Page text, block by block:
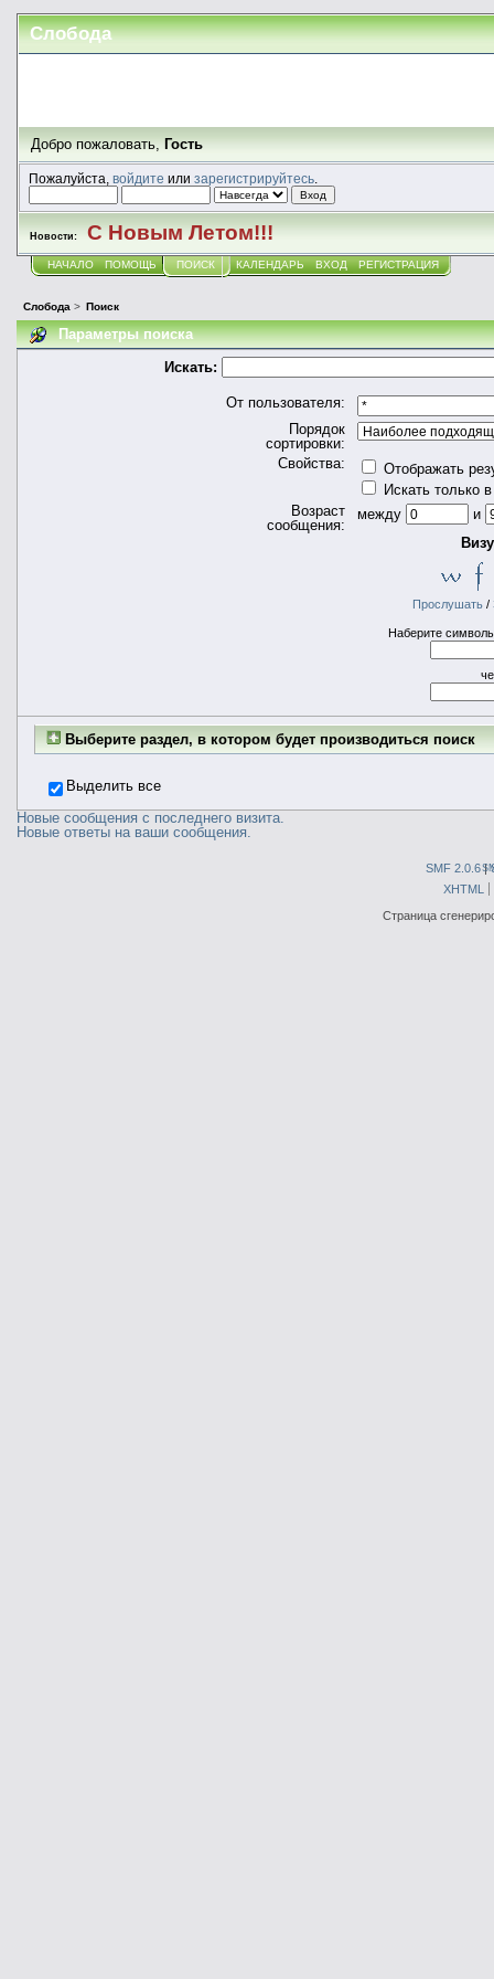
Слобода
Добро пожаловать,Гость
Пожалуйста, войдите или зарегистрируйтесь.
Новости: С Новым Летом!!!
НАЧАЛО ПОМОЩЬ ПОИСК КАЛЕНДАРЬ ВХОД РЕГИСТРАЦИЯ
Слобода > Поиск
Параметры поиска
Искать:
От пользователя:
Порядок
сортировки:
Свойства:
Отображать
Искать только
Возраст
сообщения:
между
и
Прослушать/
Наберите
Выберите раздел, в котором будет производиться поиск
Выделить все
Новые сообщения с последнего визита.
Новые ответы на ваши сообщения.
SMF 2.0.6|
XHTML
Страница